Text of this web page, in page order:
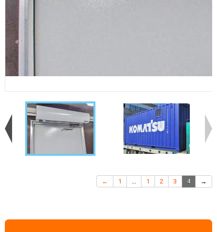
← 1 ... 1 2 3 4 →